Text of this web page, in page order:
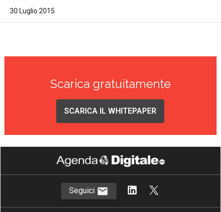
30 Luglio 2015
Scarica gratuitamente
SCARICA IL WHITEPAPER
Seguici